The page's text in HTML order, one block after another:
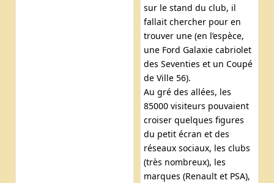
sur le stand du club, il
fallait chercher pour en
trouver une (en l’espèce,
une Ford Galaxie cabriolet
des Seventies et un Coupé
de Ville 56).
Au gré des allées, les
85000 visiteurs pouvaient
croiser quelques figures
du petit écran et des
réseaux sociaux, les clubs
(très nombreux), les
marques (Renault et PSA),